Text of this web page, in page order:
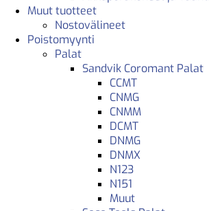
Muut tuotteet
Nostovälineet
Poistomyynti
Palat
Sandvik Coromant Palat
CCMT
CNMG
CNMM
DCMT
DNMG
DNMX
N123
N151
Muut